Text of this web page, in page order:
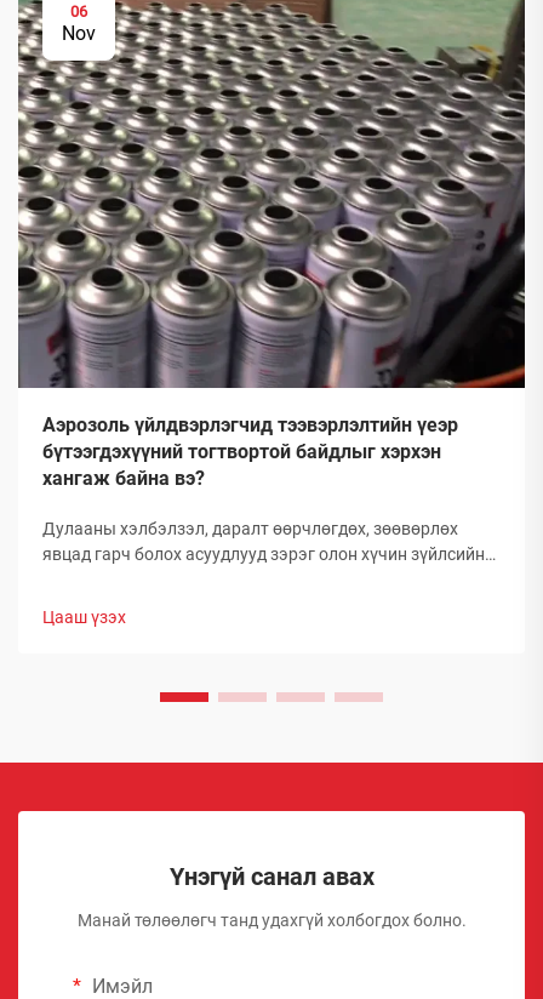
06
Nov
Аэрозоль үйлдвэрлэгчид тээвэрлэлтийн үеэр
бүтээгдэхүүний тогтвортой байдлыг хэрхэн
хангаж байна вэ?
Дулааны хэлбэлзэл, даралт өөрчлөгдөх, зөөвөрлөх
явцад гарч болох асуудлууд зэрэг олон хүчин зүйлсийн
байдлыг хадгалахад тооless дундаа сорилтуудтай
арга хэмжээ авах шаардлагатай.
Цааш үзэх
Үнэгүй санал авах
Манай төлөөлөгч танд удахгүй холбогдох болно.
Имэйл